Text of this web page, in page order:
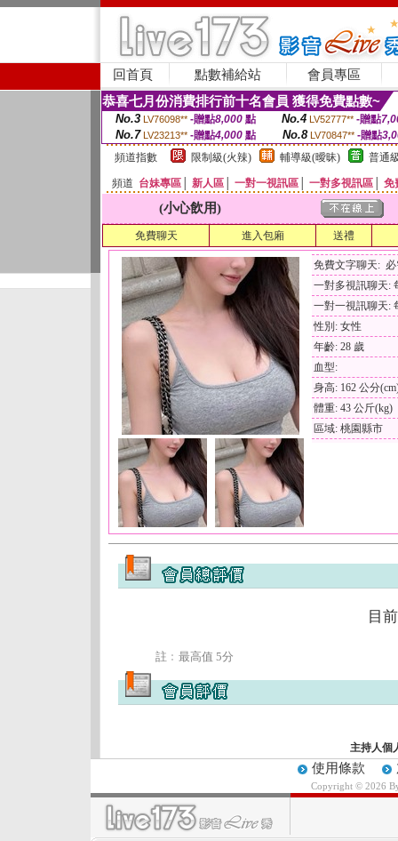
回首頁 點數補給站 會員專區
恭喜七月份消費排行前十名會員 獲得免費點數~
No.3 LV76098** -贈點8,000點 No.4 LV52777** -贈點
No.7 LV23213** -贈點4,000 點 No.8 LV70847** -贈點
頻道指數
限制級(火辣) 輔導級(曖昧) 普通
頻道 台妹專區 新人區 一對一視訊區 一對多視訊區 免
(小心飲用)
免費聊天 進入包廂 送禮
免費文字聊天:
一對多視訊聊天:
一對一視訊聊天:
性別: 女性
年齡: 28 歲
血型:
身高: 162 公分
體重: 43 公斤(kg)
區域: 桃園縣市
目
註﹕最高值 5分
主持人個
使用條款
Copyright © 2026